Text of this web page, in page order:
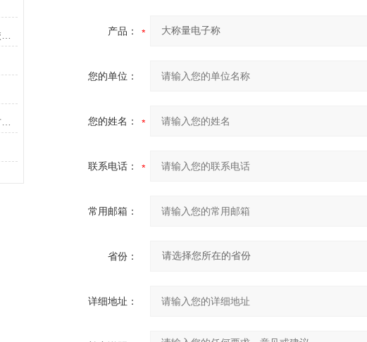
电子秤采用的是什么传感器及更换方法？
产品：
您的单位：
您的姓名：
联系电话：
常用邮箱：
省份：
详细地址：